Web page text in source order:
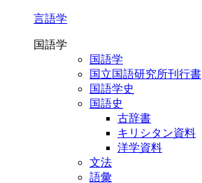
言語学
国語学
国語学
国立国語研究所刊行書
国語学史
国語史
古辞書
キリシタン資料
洋学資料
文法
語彙